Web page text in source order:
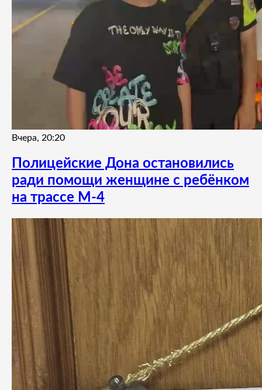
Вчера, 20:20
Полицейские Дона остановились
ради помощи женщине с ребёнком
на трассе М-4